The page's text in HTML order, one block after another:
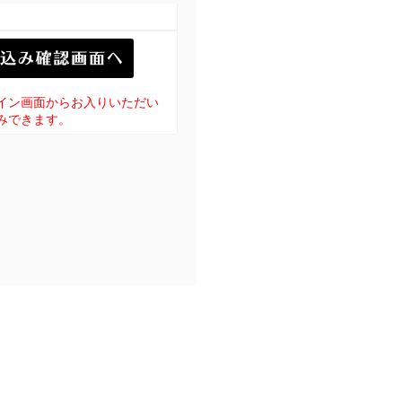
ン画面からお入りいただい
できます。